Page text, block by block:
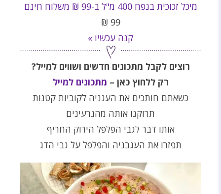
מיכל זכוכית בנפח 400 מ"ל ב-99 ₪ משלוח חינם
99
₪
קנה עכשיו »
רוצים לקבל מתכונים חדשים ושווים למייל?
רק ללחוץ כאן – מתכונים למייל
כשאתם חותכים את העגניה לקוביות קטנות
תרוקנו אותה מהגרעינים
אותו דבר לגבי הפלפל הירוק החריף
תפזרו את העגבניה והפלפל על גבי הדג